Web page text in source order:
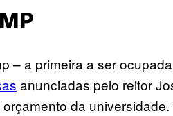
– a primeira a ser
anunciadas pelo reitor
da